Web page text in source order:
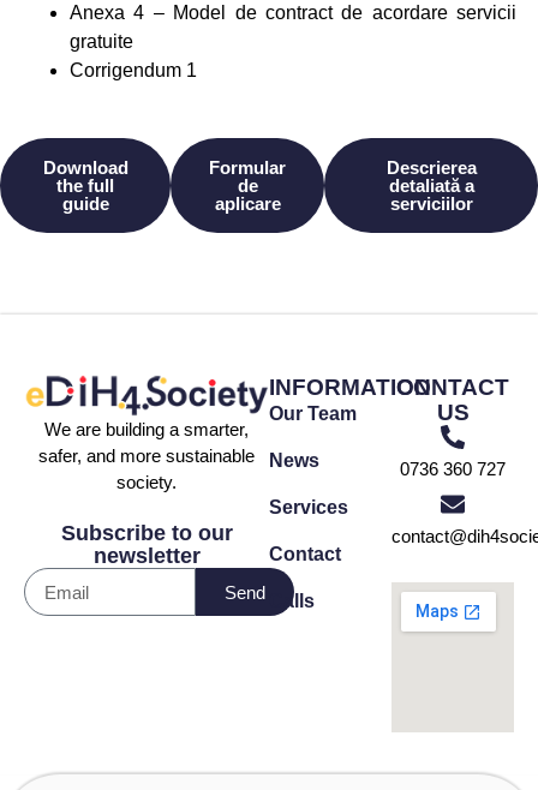
Anexa 4 – Model de contract de acordare servicii
gratuite
Corrigendum 1
Download
the full
guide
Formular
de
aplicare
Descrierea
detaliată a
serviciilor
We are building a smarter,
safer, and more sustainable
society.
Subscribe to our
newsletter
Send
INFORMATION
Our Team
News
Services
Contact
Calls
CONTACT
US
0736 360 727